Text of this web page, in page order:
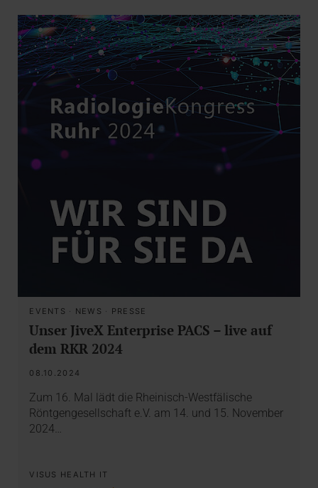
EVENTS · NEWS · PRESSE
Unser JiveX Enterprise PACS – live auf
dem RKR 2024
08.10.2024
Zum 16. Mal lädt die Rheinisch-Westfälische
Röntgengesellschaft e.V. am 14. und 15. November
2024…
VISUS HEALTH IT